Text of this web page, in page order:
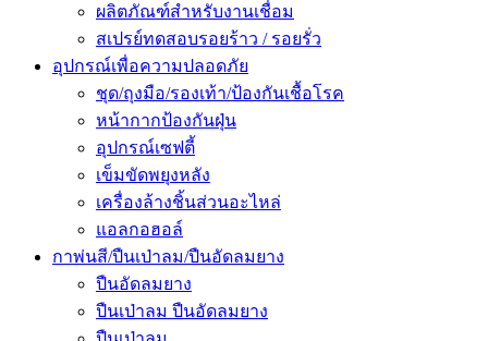
ผลิตภัณฑ์สำหรับงานเชื่อม
สเปรย์ทดสอบรอยร้าว / รอยรั่ว
อุปกรณ์เพื่อความปลอดภัย
ชุด/ถุงมือ/รองเท้า/ป้องกันเชื้อโรค
หน้ากากป้องกันฝุ่น
อุปกรณ์เซฟตี้
เข็มขัดพยุงหลัง
เครื่องล้างชิ้นส่วนอะไหล่
แอลกอฮอล์
กาพ่นสี/ปืนเป่าลม/ปืนอัดลมยาง
ปืนอัดลมยาง
ปืนเป่าลม ปืนอัดลมยาง